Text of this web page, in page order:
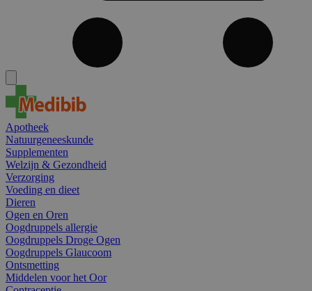
Apotheek
Natuurgeneeskunde
Supplementen
Welzijn & Gezondheid
Verzorging
Voeding en dieet
Dieren
Ogen en Oren
Oogdruppels allergie
Oogdruppels Droge Ogen
Oogdruppels Glaucoom
Ontsmetting
Middelen voor het Oor